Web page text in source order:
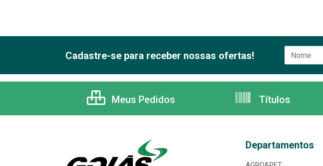
Cadastre-se para receber nossas ofertas!
Meus Pedidos Títulos
Departamentos